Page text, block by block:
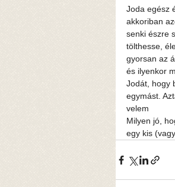
Joda egész
akkoriban
senki észre
tölthesse,
gyorsan az
és ilyenkor
Jodát, hogy
egymást.
velem
Milyen jó,
egy kis